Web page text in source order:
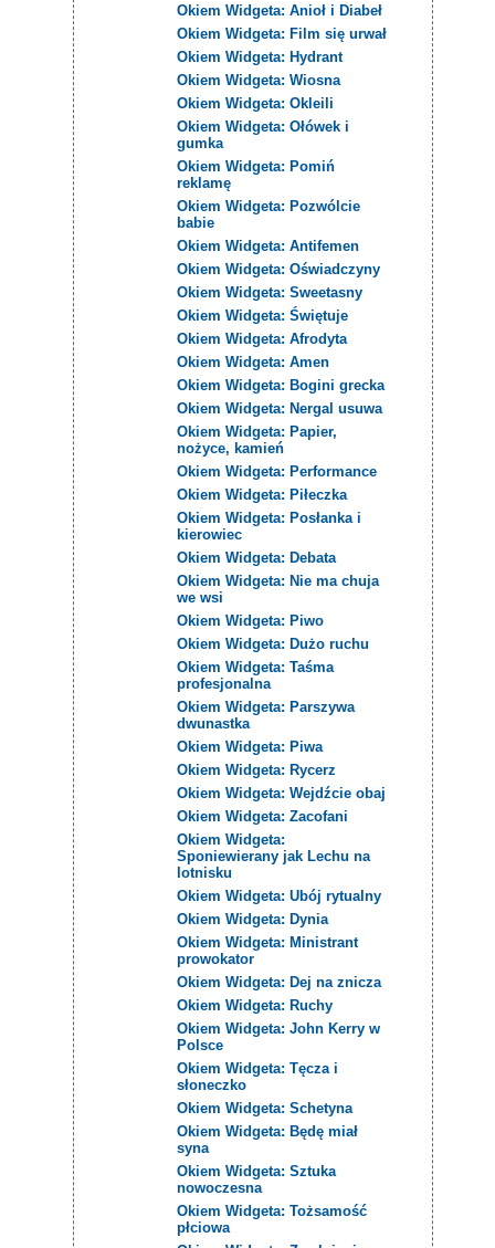
Okiem Widgeta: Anioł i Diabeł
Okiem Widgeta: Film się urwał
Okiem Widgeta: Hydrant
Okiem Widgeta: Wiosna
Okiem Widgeta: Okleili
Okiem Widgeta: Ołówek i
gumka
Okiem Widgeta: Pomiń
reklamę
Okiem Widgeta: Pozwólcie
babie
Okiem Widgeta: Antifemen
Okiem Widgeta: Oświadczyny
Okiem Widgeta: Sweetasny
Okiem Widgeta: Świętuje
Okiem Widgeta: Afrodyta
Okiem Widgeta: Amen
Okiem Widgeta: Bogini grecka
Okiem Widgeta: Nergal usuwa
Okiem Widgeta: Papier,
nożyce, kamień
Okiem Widgeta: Performance
Okiem Widgeta: Piłeczka
Okiem Widgeta: Posłanka i
kierowiec
Okiem Widgeta: Debata
Okiem Widgeta: Nie ma chuja
we wsi
Okiem Widgeta: Piwo
Okiem Widgeta: Dużo ruchu
Okiem Widgeta: Taśma
profesjonalna
Okiem Widgeta: Parszywa
dwunastka
Okiem Widgeta: Piwa
Okiem Widgeta: Rycerz
Okiem Widgeta: Wejdźcie obaj
Okiem Widgeta: Zacofani
Okiem Widgeta:
Sponiewierany jak Lechu na
lotnisku
Okiem Widgeta: Ubój rytualny
Okiem Widgeta: Dynia
Okiem Widgeta: Ministrant
prowokator
Okiem Widgeta: Dej na znicza
Okiem Widgeta: Ruchy
Okiem Widgeta: John Kerry w
Polsce
Okiem Widgeta: Tęcza i
słoneczko
Okiem Widgeta: Schetyna
Okiem Widgeta: Będę miał
syna
Okiem Widgeta: Sztuka
nowoczesna
Okiem Widgeta: Tożsamość
płciowa